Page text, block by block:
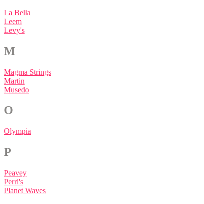
La Bella
Leem
Levy's
M
Magma Strings
Martin
Musedo
O
Olympia
P
Peavey
Perri's
Planet Waves